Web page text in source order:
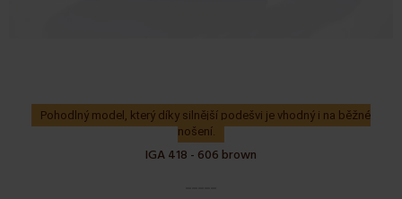
IGA 418 - 606 brown
Pohodlný model, který díky silnější podešvi je vhodný i na běžné
nošení.